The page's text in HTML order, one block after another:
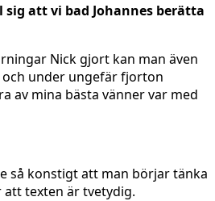
att vi bad Johannes berätta
Nick gjort kan man även
och under ungefär fjorton
av mina bästa vänner var med
så konstigt att man börjar tänka
att texten är tvetydig.